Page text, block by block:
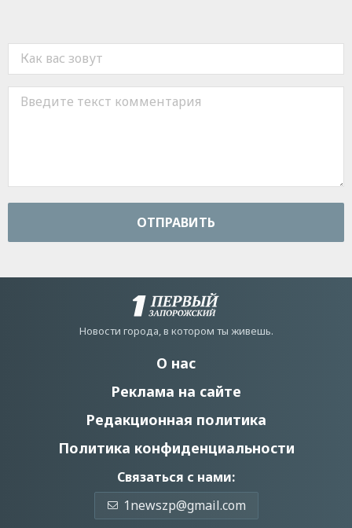
ОТПРАВИТЬ
Новости города, в котором ты живешь.
О нас
Реклама на сайте
Редакционная политика
Политика конфиденциальности
Связаться с нами:
1newszp@gmail.com